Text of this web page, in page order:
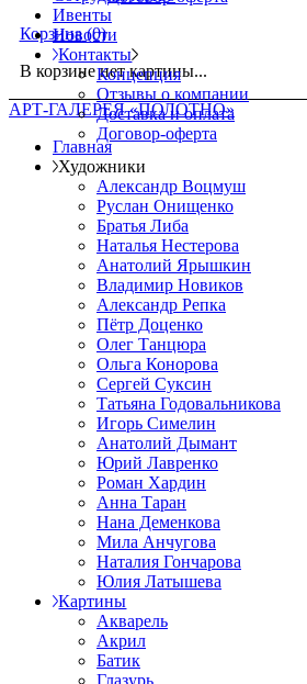
Корзина (0)
В корзине нет картины...
АРТ-ГАЛЕРЕЯ «ПОЛОТНО»
Главная
Художники
Александр Воцмуш
Руслан Онищенко
Братья Либа
Наталья Нестерова
Анатолий Ярышкин
Владимир Новиков
Александр Репка
Пётр Доценко
Олег Танцюра
Ольга Конорова
Сергей Суксин
Татьяна Годовальникова
Игорь Симелин
Анатолий Дымант
Юрий Лавренко
Роман Хардин
Анна Таран
Нана Деменкова
Мила Анчугова
Наталия Гончарова
Юлия Латышева
Картины
Акварель
Акрил
Батик
Глазурь
Ивенты
Новости
Контакты
Концепция
Отзывы о компании
Доставка и оплата
Договор-оферта